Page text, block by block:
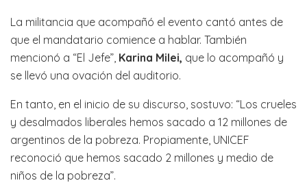
La militancia que acompañó el evento cantó antes de
que el mandatario comience a hablar. También
mencionó a “El Jefe”, Karina Milei, que lo acompañó y
se llevó una ovación del auditorio.
En tanto, en el inicio de su discurso, sostuvo: “Los crueles
y desalmados liberales hemos sacado a 12 millones de
argentinos de la pobreza. Propiamente, UNICEF
reconoció que hemos sacado 2 millones y medio de
niños de la pobreza”.